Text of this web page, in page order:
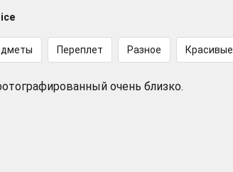
Переплет Разное Красивые
очень близко.